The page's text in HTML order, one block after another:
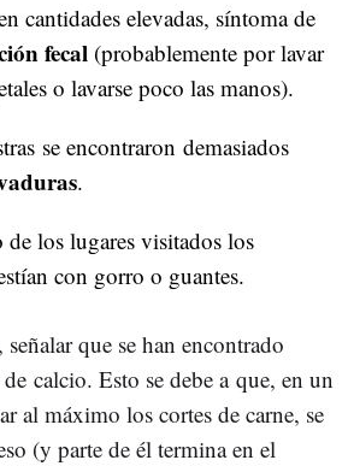
cantidades elevadas, síntoma de
fecal (probablemente por lavar
o lavarse poco las manos).
se encontraron demasiados
.
los lugares visitados los
con gorro o guantes.
que se han encontrado
calcio. Esto se debe a que, en un
al máximo los cortes de carne, se
(y parte de él termina en el